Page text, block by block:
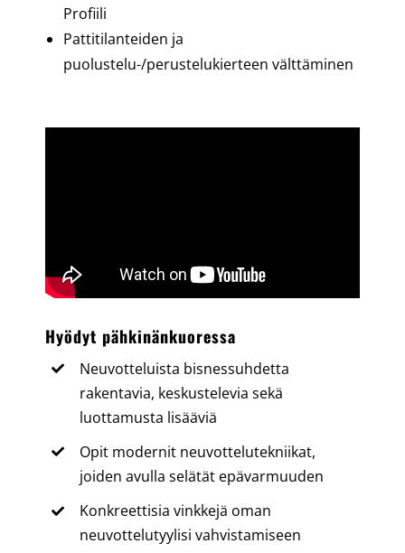
Profiili
Pattitilanteiden ja
puolustelu-/perustelukierteen välttäminen
Hyödyt pähkinänkuoressa
Neuvotteluista bisnessuhdetta
rakentavia, keskustelevia sekä
luottamusta lisääviä
Opit modernit neuvottelutekniikat,
joiden avulla selätät epävarmuuden
Konkreettisia vinkkejä oman
neuvottelutyylisi vahvistamiseen